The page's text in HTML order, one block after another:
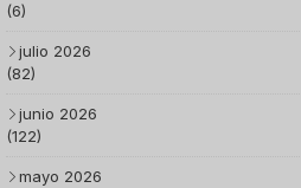
(6)
julio 2026
(82)
junio 2026
(122)
mayo 2026